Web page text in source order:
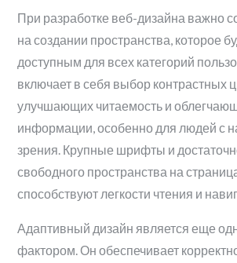
При разработке веб-дизайна важно
на создании пространства, которое
доступным для всех категорий
включает в себя выбор контрастных
улучшающих читаемость и
информации, особенно для людей с
зрения. Крупные шрифты и
свободного пространства на
способствуют легкости чтения и
Адаптивный дизайн является еще
фактором. Он обеспечивает